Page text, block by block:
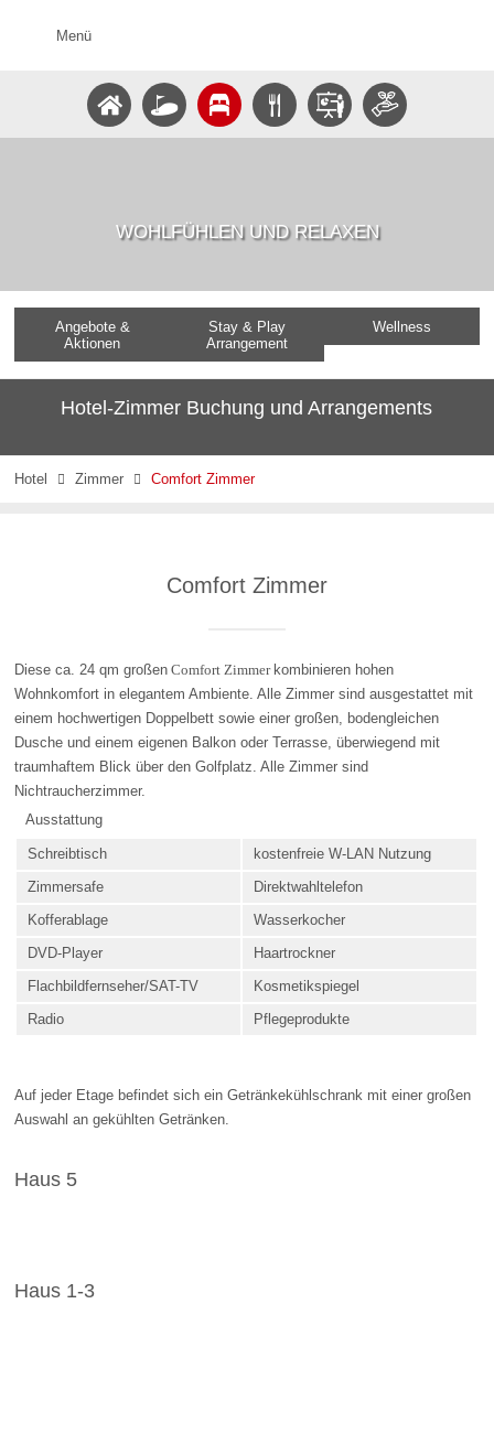
Menü
WOHLFÜHLEN UND RELAXEN
Angebote &
Aktionen
Stay & Play
Arrangement
Wellness
Hotel-Zimmer Buchung und Arrangements
Hotel  Zimmer  Comfort Zimmer
Comfort Zimmer
Diese ca. 24 qm großen Comfort Zimmer kombinieren hohen
Wohnkomfort in elegantem Ambiente. Alle Zimmer sind ausgestattet mit
einem hochwertigen Doppelbett sowie einer großen, bodengleichen
Dusche und einem eigenen Balkon oder Terrasse, überwiegend mit
traumhaftem Blick über den Golfplatz. Alle Zimmer sind
Nichtraucherzimmer.
Ausstattung
Schreibtisch
kostenfreie W-LAN Nutzung
Zimmersafe
Direktwahltelefon
Kofferablage
Wasserkocher
DVD-Player
Haartrockner
Flachbildfernseher/SAT-TV
Kosmetikspiegel
Radio
Pflegeprodukte
Auf jeder Etage befindet sich ein Getränkekühlschrank mit einer großen
Auswahl an gekühlten Getränken.
Haus 5
Haus 1-3